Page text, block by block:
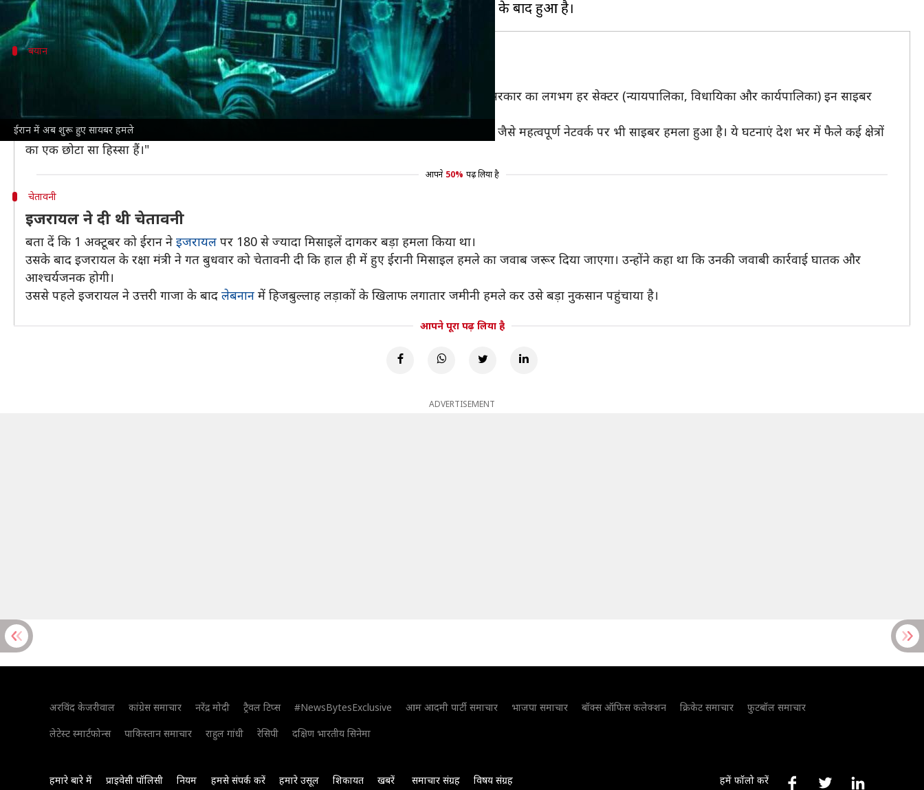
ईरान में अब शुरू हुए सायबर हमले
बयान
फिरोजाबादी ने क्या दिया है बयान?
के अनुसार, सुप्रीम काउंसिल ऑफ साइबरस्पेस के पूर्व सचिव फिरोजाबादी ने कहा, "ईरान सरकार का लगभग हर सेक्टर (न्यायपालिका, विधायिका और कार्यपालिका) इन साइबर
हमलों से प्रभावित हुआ। इसकी वजह से अहम जानकारियां भी चोरी हो गई हैं।"
उन्होंने कहा, "हमारे परमाणु संयंत्रों के साथ-साथ ईंधन वितरण, नगरपालिका सेवाएं, परिवहन और बंदरगाह जैसे महत्वपूर्ण नेटवर्क पर भी साइबर हमला हुआ है। ये घटनाएं देश भर में फैले कई क्षेत्रों
का एक छोटा सा हिस्सा हैं।"
आपने 50% पढ़ लिया है
चेतावनी
इजरायल ने दी थी चेतावनी
बता दें कि 1 अक्टूबर को ईरान ने इजरायल पर 180 से ज्यादा मिसाइलें दागकर बड़ा हमला किया था।
उसके बाद इजरायल के रक्षा मंत्री ने गत बुधवार को चेतावनी दी कि हाल ही में हुए ईरानी मिसाइल हमले का जवाब जरूर दिया जाएगा। उन्होंने कहा था कि उनकी जवाबी कार्रवाई घातक और
आश्चर्यजनक होगी।
उससे पहले इजरायल ने उत्तरी गाजा के बाद लेबनान में हिजबुल्लाह लड़ाकों के खिलाफ लगातार जमीनी हमले कर उसे बड़ा नुकसान पहुंचाया है।
आपने पूरा पढ़ लिया है
ADVERTISEMENT
अरविंद केजरीवाल कांग्रेस समाचार नरेंद्र मोदी ट्रैवल टिप्स #NewsBytesExclusive आम आदमी पार्टी समाचार भाजपा समाचार बॉक्स ऑफिस कलेक्शन क्रिकेट समाचार
फुटबॉल समाचार
लेटेस्ट स्मार्टफोन्स
पाकिस्तान समाचार राहुल गांधी रेसिपी दक्षिण भारतीय सिनेमा
हमारे बारे में प्राइवेसी पॉलिसी नियम हमसे संपर्क करें हमारे उसूल शिकायत खबरें समाचार संग्रह विषय संग्रह हमें फॉलो करें